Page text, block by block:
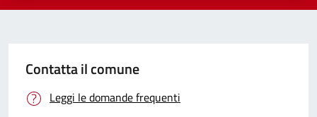
Contatta il comune
Leggi le domande frequenti